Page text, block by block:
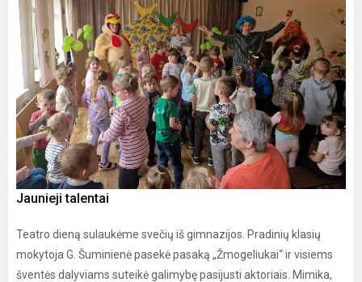
Jaunieji talentai
Teatro dieną sulaukėme svečių iš gimnazijos. Pradinių klasių
mokytoja G. Šuminienė pasekė pasaką „Žmogeliukai“ ir visiems
šventės dalyviams suteikė galimybę pasijusti aktoriais. Mimika,